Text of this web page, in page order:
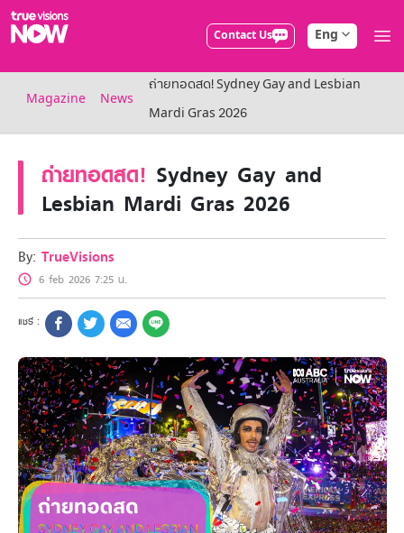
Contact Us Eng
True AF2026
Packages
NOW SPORTS
NOW Muay Thai
All TrueVisions Now Packages
Cable and Satellite
Privilege
TrueVisions Privileges
Showtime
HoReCa
Package for Business
Find participating stores
FAQs
Magazine News
ถ่ายทอดสด! Sydney Gay and Lesbian
Mardi Gras 2026
ถ่ายทอดสด! Sydney Gay and
Lesbian Mardi Gras 2026
By: TrueVisions
6 feb 2026 7:25 น.